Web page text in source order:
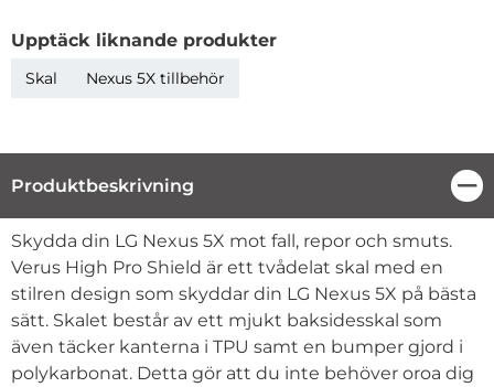
Upptäck liknande produkter
Skal Nexus 5X tillbehör
Produktbeskrivning
Produktbeskrivning
Skydda din LG Nexus 5X mot fall, repor och smuts.
Verus High Pro Shield är ett tvådelat skal med en
stilren design som skyddar din LG Nexus 5X på bästa
sätt. Skalet består av ett mjukt baksidesskal som
även täcker kanterna i TPU samt en bumper gjord i
polykarbonat. Detta gör att du inte behöver oroa dig